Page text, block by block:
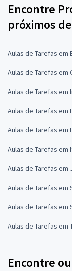
Encontre
próximos
Aulas de Tarefas em
Aulas de Tarefas em
Aulas de Tarefas em
Aulas de Tarefas em
Aulas de Tarefas em
Aulas de Tarefas em
Aulas de Tarefas em
Aulas de Tarefas em
Aulas de Tarefas em
Aulas de Tarefas em
Encontre